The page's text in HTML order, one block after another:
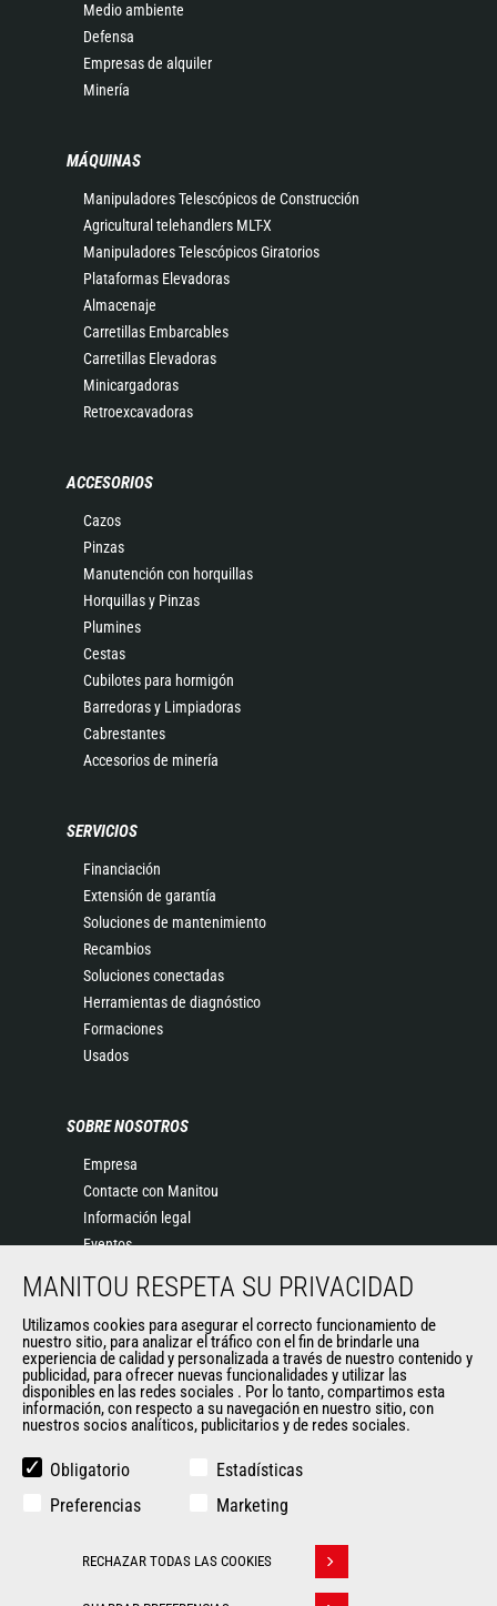
Medio ambiente
Defensa
Empresas de alquiler
Minería
MÁQUINAS
Manipuladores Telescópicos de Construcción
Agricultural telehandlers MLT-X
Manipuladores Telescópicos Giratorios
Plataformas Elevadoras
Almacenaje
Carretillas Embarcables
Carretillas Elevadoras
Minicargadoras
Retroexcavadoras
ACCESORIOS
Cazos
Pinzas
Manutención con horquillas
Horquillas y Pinzas
Plumines
Cestas
Cubilotes para hormigón
Barredoras y Limpiadoras
Cabrestantes
Accesorios de minería
SERVICIOS
Financiación
Extensión de garantía
Soluciones de mantenimiento
Recambios
Soluciones conectadas
Herramientas de diagnóstico
Formaciones
Usados
SOBRE NOSOTROS
Empresa
Contacte con Manitou
Información legal
Eventos
Historia
General Terms and Conditions of Sale
OTROS SITIOS DEL GRUPO
Manitou Group
Empleo
RMI Manitou
Edge Attachments
MANITOU RESPETA SU PRIVACIDAD
Utilizamos cookies para asegurar el correcto funcionamiento de
nuestro sitio, para analizar el tráfico con el fin de brindarle una
experiencia de calidad y personalizada a través de nuestro contenido y
publicidad, para ofrecer nuevas funcionalidades y utilizar las
disponibles en las redes sociales . Por lo tanto, compartimos esta
información, con respecto a su navegación en nuestro sitio, con
nuestros socios analíticos, publicitarios y de redes sociales.
Obligatorio
Estadísticas
Preferencias
Marketing
RECHAZAR TODAS LAS COOKIES